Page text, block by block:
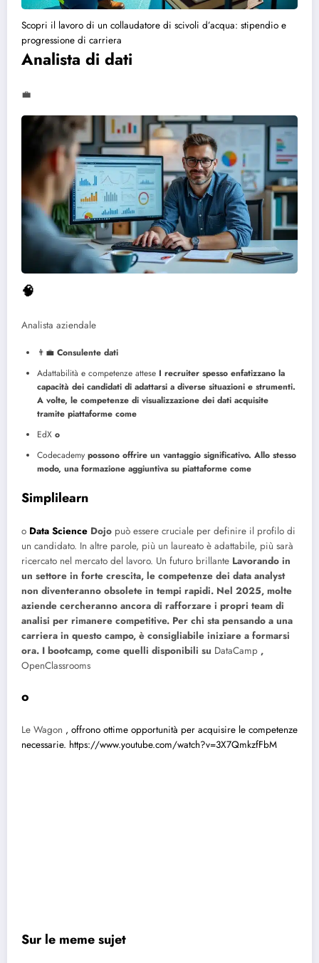
Scopri il lavoro di un collaudatore di scivoli d’acqua: stipendio e
progressione di carriera
Analista di dati
💼
🧠
Analista aziendale
👨‍💼 Consulente dati
Adattabilità e competenze attese I recruiter spesso enfatizzano la
capacità dei candidati di adattarsi a diverse situazioni e strumenti.
A volte, le competenze di visualizzazione dei dati acquisite
tramite piattaforme come
EdX o
Codecademy possono offrire un vantaggio significativo. Allo stesso
modo, una formazione aggiuntiva su piattaforme come
Simplilearn
o Data Science Dojo può essere cruciale per definire il profilo di
un candidato. In altre parole, più un laureato è adattabile, più sarà
ricercato nel mercato del lavoro. Un futuro brillante Lavorando in
un settore in forte crescita, le competenze dei data analyst
non diventeranno obsolete in tempi rapidi. Nel 2025, molte
aziende cercheranno ancora di rafforzare i propri team di
analisi per rimanere competitive. Per chi sta pensando a una
carriera in questo campo, è consigliabile iniziare a formarsi
ora. I bootcamp, come quelli disponibili su DataCamp ,
OpenClassrooms
o
Le Wagon , offrono ottime opportunità per acquisire le competenze
necessarie. https://www.youtube.com/watch?v=3X7QmkzfFbM
Sur le meme sujet